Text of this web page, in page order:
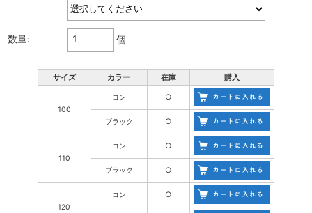
数量: 個
サイズ カラー 在庫 購入
100
コン ○
ブラック ○
110
コン ○
ブラック ○
120
コン ○